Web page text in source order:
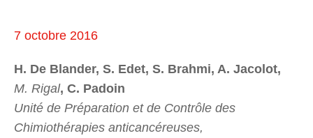
7 octobre 2016
H. De Blander, S. Edet, S. Brahmi, A. Jacolot,
M. Rigal, C. Padoin
Unité de Préparation et de Contrôle des
Chimiothérapies anticancéreuses,